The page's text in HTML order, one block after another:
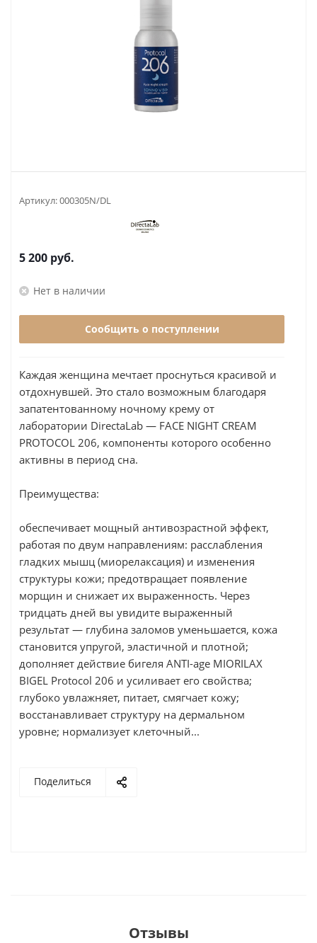
Артикул:000305N/DL
5 200 руб.
Нет в наличии
Сообщить о поступлении
Каждая женщина мечтает проснуться красивой и
отдохнувшей. Это стало возможным благодаря
запатентованному ночному крему от
лаборатории DirectaLab — FACE NIGHT CREAM
PROTOCOL 206, компоненты которого особенно
активны в период сна.
Преимущества:
обеспечивает мощный антивозрастной эффект,
работая по двум направлениям: расслабления
гладких мышц (миорелаксация) и изменения
структуры кожи; предотвращает появление
морщин и снижает их выраженность. Через
тридцать дней вы увидите выраженный
результат — глубина заломов уменьшается, кожа
становится упругой, эластичной и плотной;
дополняет действие бигеля ANTI-age MIORILAX
BIGEL Protocol 206 и усиливает его свойства;
глубоко увлажняет, питает, смягчает кожу;
восстанавливает структуру на дермальном
уровне; нормализует клеточный...
Поделиться
Отзывы